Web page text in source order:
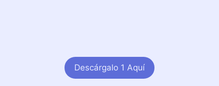
Descárgalo 1 Aquí